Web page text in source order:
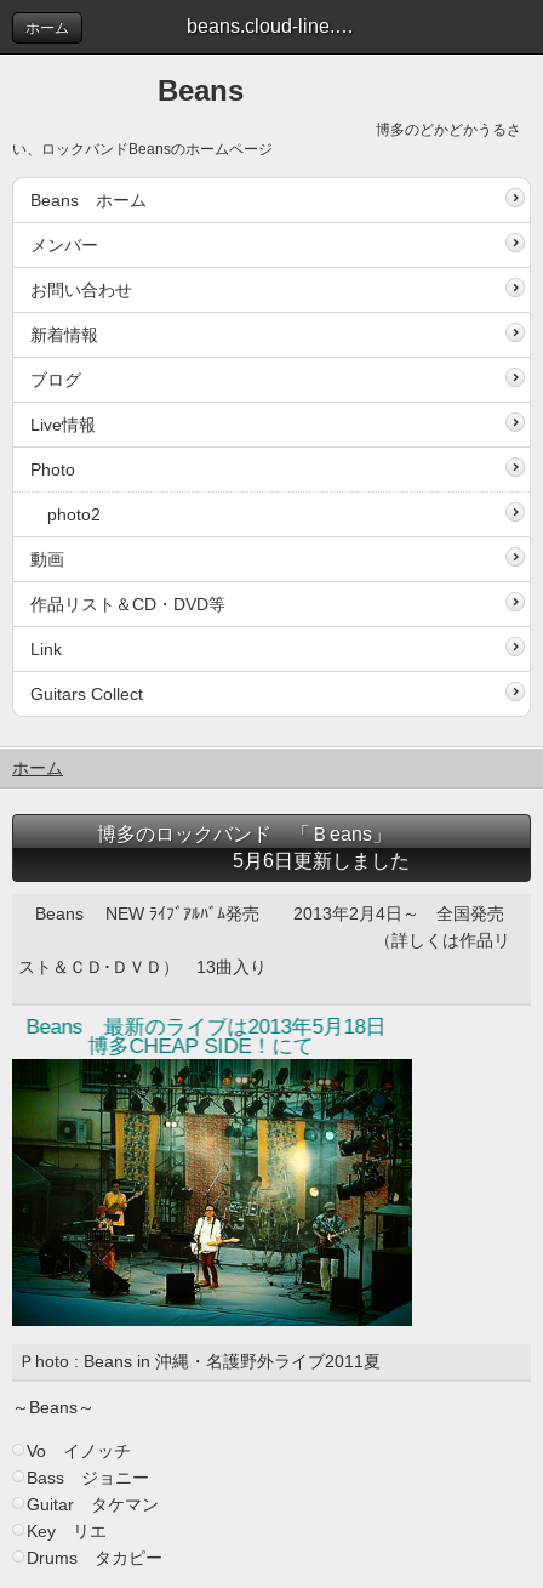
beans.cloud-line.com/
ホーム
Beans
博多のどかどかうるさ
い、ロックバンドBeansのホームページ
Beans ホーム
メンバー
お問い合わせ
新着情報
ブログ
Live情報
Photo
photo2
動画
作品リスト＆CD・DVD等
Link
Guitars Collect
ホーム
博多のロックバンド 「Ｂeans」
5月6日更新しました
Beans NEW ﾗｲﾌﾞｱﾙﾊﾞﾑ発売 2013年2月4日～ 全国発売
（詳しくは作品リ
スト＆ＣＤ･ＤＶＤ） 13曲入り
最新のライブは2013年5月18日
多CHEAP SIDE！にて
Ｐhoto : Beans in 沖縄・名護野外ライブ2011夏
～Beans～
Vo イノッチ
Bass ジョニー
Guitar タケマン
Key リエ
Drums タカピー